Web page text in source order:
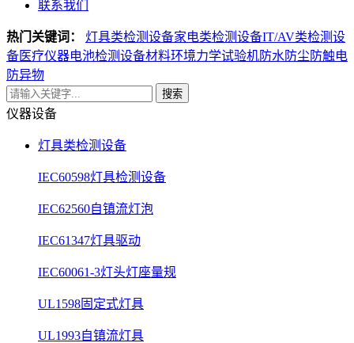
联系我们
热门关键词： 灯具类检测设备家电类检测设备IT/AV类检测设
备医疗仪器电池检测设备材料环境力学试验机防水防尘防触电
防异物
搜索
仪器设备
灯具类检测设备
IEC60598灯具检测设备
IEC62560自镇流灯泡
IEC61347灯具驱动
IEC60061-3灯头灯座量规
UL1598固定式灯具
UL1993自镇流灯具